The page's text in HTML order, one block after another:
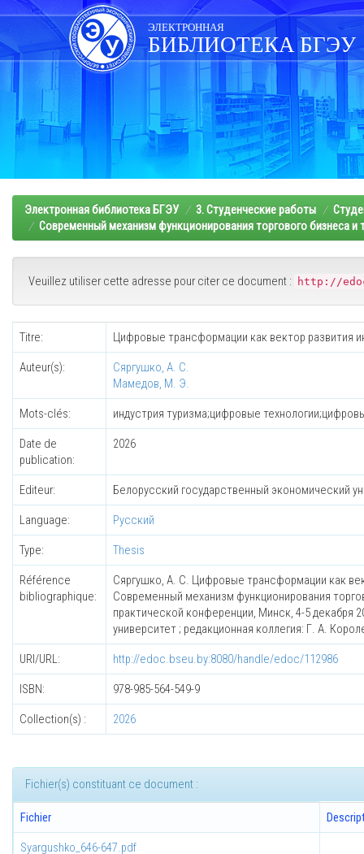
Skip
navigation
ЭЛЕКТРОННАЯ
БИБЛИОТЕКА БГЭУ
Электронная библиотека БГЭУ 3. Студенческие работы
Современный механизм функционирования торгового бизнеса и
Veuillez utiliser cette adresse pour citer ce document : http://
Titre: Цифровые трансформации как вектор развития
Auteur(s):
Сяргушко, А. С.
Мамедов, М. Э.
Mots-clés: индустрия туризма;цифровые
Date de
publication:
2026
Editeur: Белорусский государственный экономический
Language: Русский
Type: Thesis
Référence
bibliographique:
Сяргушко, А. С. Цифровые трансформации как
Современный механизм функционирования
практической конференции, Минск, 4-5 декабря
университет ; редакционная коллегия: Г. А.
URI/URL: http://edoc.bseu.by:8080/handle/edoc/112986
ISBN: 978-985-564-549-9
Collection(s) : 2026
Fichier(s) constituant ce document :
Fichier
Syargushko_646-647.pdf